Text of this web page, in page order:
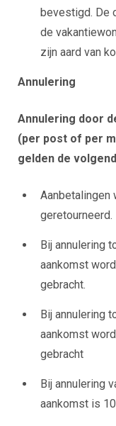
bevestigd. De
de
zijn aard van
Annulering
Annulering door
(per post of per
gelden de
Aanbetalingen
geretourneerd.
Bij annulering
aankomst
gebracht.
Bij annulering
aankomst
gebracht
Bij annulering
aankomst is